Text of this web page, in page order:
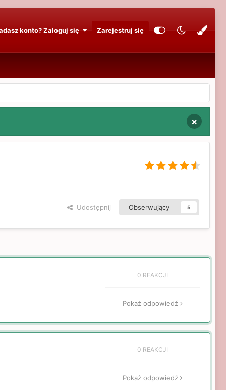
konto? Zaloguj się Zarejestruj się
×
Udostępnij Obserwujący 5
0 REAKCJI
Pokaż odpowiedź
0 REAKCJI
Pokaż odpowiedź